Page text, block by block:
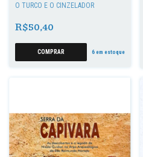
O TURCO E O CINZELADOR
R$50,40
6em estoque